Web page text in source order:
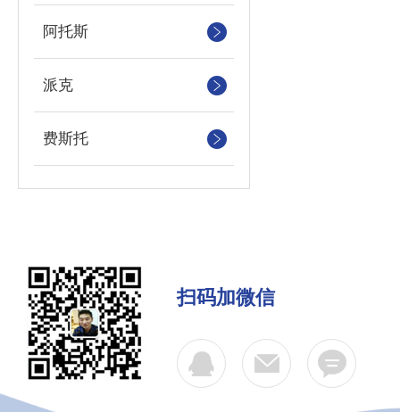
阿托斯
派克
费斯托
扫码加微信